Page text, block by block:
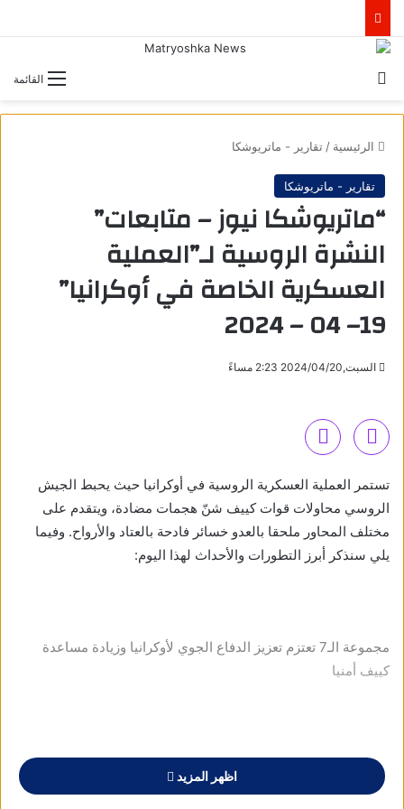
القائمة
الرئيسية / تقارير - ماتريوشكا
تقارير - ماتريوشكا
“ماتريوشكا نيوز – متابعات”
النشرة الروسية لـ”العملية
العسكرية الخاصة في أوكرانيا”
19– 04 – 2024
السبت,2024/04/20 2:23 مساءً
تستمر العملية العسكرية الروسية في أوكرانيا حيث يحبط الجيش
الروسي محاولات قوات كييف شنّ هجمات مضادة، ويتقدم على
مختلف المحاور ملحقا بالعدو خسائر فادحة بالعتاد والأرواح. وفيما
يلي سنذكر أبرز التطورات والأحداث لهذا اليوم:
مجموعة الـ7 تعتزم تعزيز الدفاع الجوي لأوكرانيا وزيادة مساعدة
كييف أمنيا
أكدت دول مجموعة السبع عزمها على تعزيز الدفاع الجوي لأوكرانيا،
وزيادة المساعدات المقدمة لكييف في مجال الأمن.
اظهر المزيد